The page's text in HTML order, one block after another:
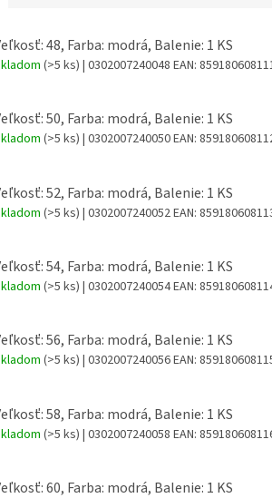
48, Farba: modrá, Balenie: 1 KS
(>5 ks) | 0302007240048 EAN:
50, Farba: modrá, Balenie: 1 KS
(>5 ks) | 0302007240050EAN:
52, Farba: modrá, Balenie: 1 KS
(>5 ks) | 0302007240052EAN:
54, Farba: modrá, Balenie: 1 KS
(>5 ks) | 0302007240054EAN:
56, Farba: modrá, Balenie: 1 KS
(>5 ks) | 0302007240056EAN:
58, Farba: modrá, Balenie: 1 KS
(>5 ks) | 0302007240058 EAN:
60, Farba: modrá, Balenie: 1 KS